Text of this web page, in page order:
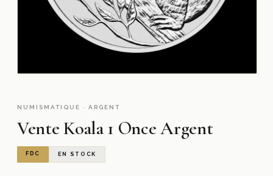
NUMISMATIQUE · ARGENT
Vente Koala 1 Once Argent
FDC EN STOCK